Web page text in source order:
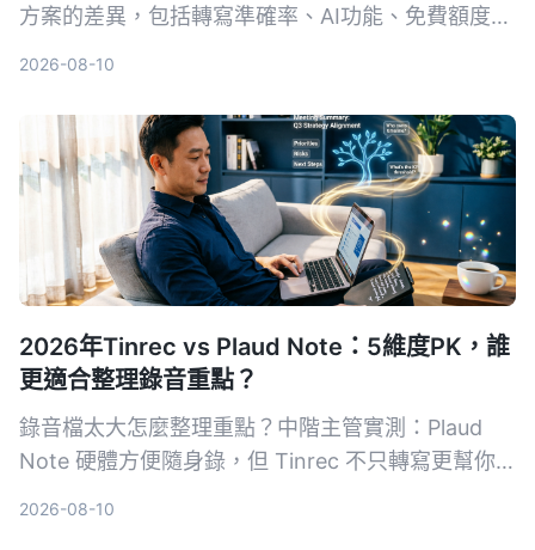
方案的差異，包括轉寫準確率、AI功能、免費額度與
2026-08-10
2026年Tinrec vs Plaud Note：5維度PK，誰
更適合整理錄音重點？
錄音檔太大怎麼整理重點？中階主管實測：Plaud
Note 硬體方便隨身錄，但 Tinrec 不只轉寫更幫你
2026-08-10